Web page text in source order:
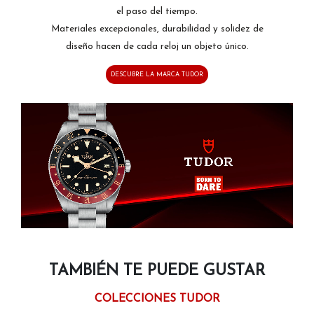
el paso del tiempo.
Materiales excepcionales, durabilidad y solidez de
diseño hacen de cada reloj un objeto único.
DESCUBRE LA MARCA TUDOR
TAMBIÉN TE PUEDE GUSTAR
COLECCIONES TUDOR